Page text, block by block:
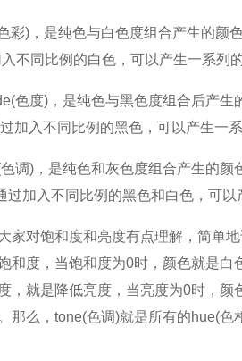
彩)，是纯色与白色度组合产生的颜
不同比例的白色，可以产生一系列
色度)，是纯色与黑色度组合后产生
加入不同比例的黑色，可以产生一
色调)，是纯色和灰色度组合产生的颜
过加入不同比例的黑色和白色，可以
对饱和度和亮度有点理解，简单地
和度，当饱和度为0时，颜色就是白
，就是降低亮度，当亮度为0时，颜
那么， tone(色调)就是所有的hue(色